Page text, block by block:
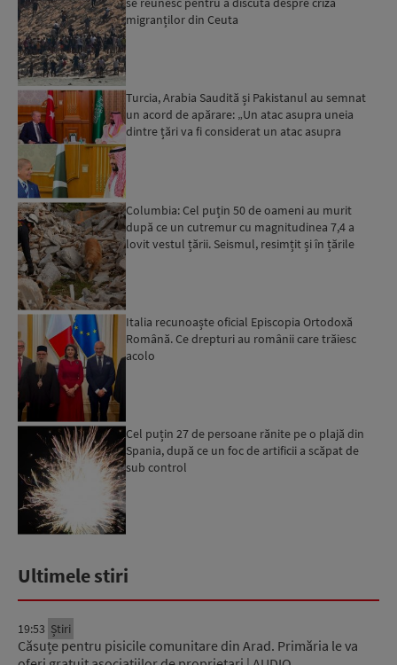
migranților din Ceuta
Turcia, Arabia Saudită și Pakistanul au semnat
un acord de apărare: „Un atac asupra uneia
dintre țări va fi considerat un atac asupra
Columbia: Cel puțin 50 de oameni au murit
după ce un cutremur cu magnitudinea 7,4 a
lovit vestul țării. Seismul, resimțit și în țările
Italia recunoaște oficial Episcopia Ortodoxă
Română. Ce drepturi au românii care trăiesc
acolo
Cel puțin 27 de persoane rănite pe o plajă din
Spania, după ce un foc de artificii a scăpat de
sub control
Ultimele stiri
19:53 Știri
Căsuțe pentru pisicile comunitare din Arad. Primăria le va